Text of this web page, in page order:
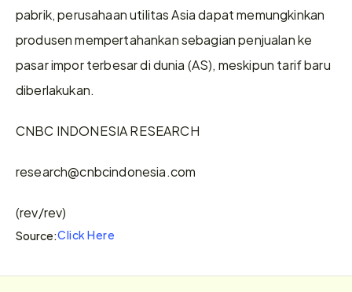
pabrik, perusahaan utilitas Asia dapat memungkinkan
produsen mempertahankan sebagian penjualan ke
pasar impor terbesar di dunia (AS), meskipun tarif baru
diberlakukan.
CNBC INDONESIA RESEARCH
research@cnbcindonesia.com
(rev/rev)
Source:Click Here